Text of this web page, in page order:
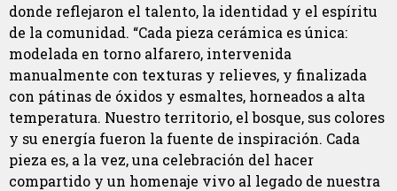
donde reflejaron el talento, la identidad y el espíritu
de la comunidad. “Cada pieza cerámica es única:
modelada en torno alfarero, intervenida
manualmente con texturas y relieves, y finalizada
con pátinas de óxidos y esmaltes, horneados a alta
temperatura. Nuestro territorio, el bosque, sus colores
y su energía fueron la fuente de inspiración. Cada
pieza es, a la vez, una celebración del hacer
compartido y un homenaje vivo al legado de nuestra